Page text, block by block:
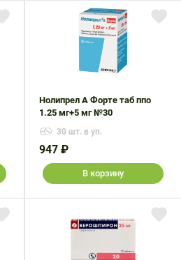
Нолипрел А Форте таб ппо
1.25 мг+5 мг №30
30 шт. в уп.
947 ₽
В корзину